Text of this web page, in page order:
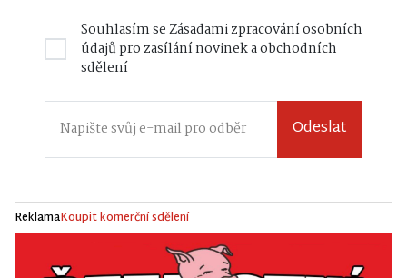
Souhlasím seZásadami zpracování osobních
údajůpro zasílání novinek a obchodních
sdělení
Odeslat
ReklamaKoupit komerční sdělení